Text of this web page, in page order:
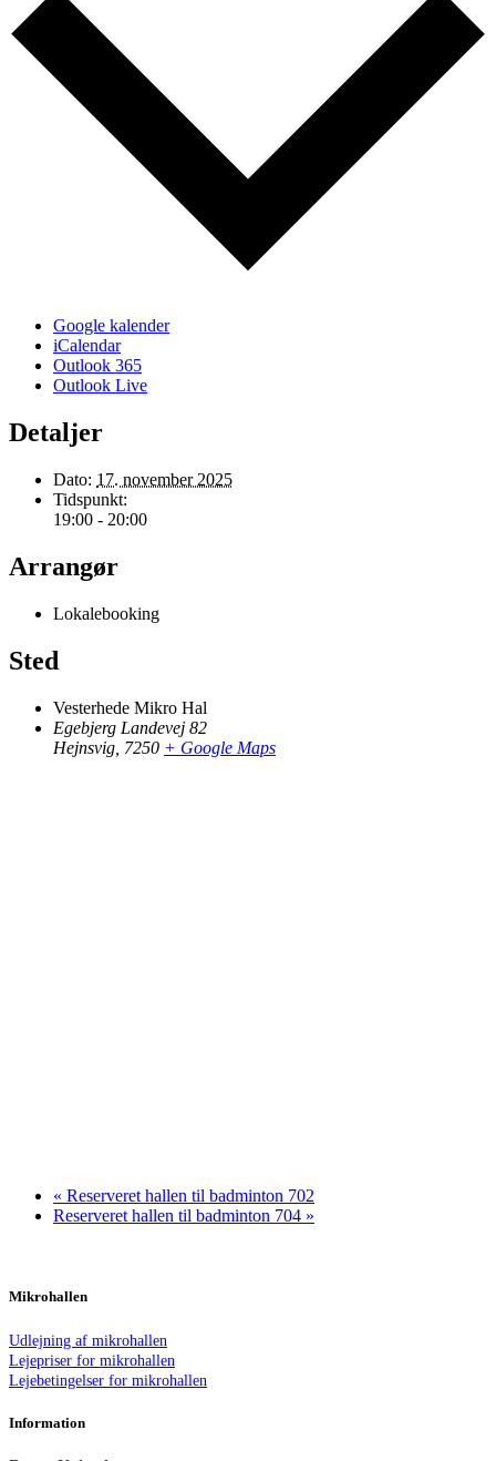
Google kalender
iCalendar
Outlook 365
Outlook Live
Detaljer
Dato: 17. november 2025
Tidspunkt:
19:00 - 20:00
Arrangør
Lokalebooking
Sted
Vesterhede Mikro Hal
Egebjerg Landevej 82
Hejnsvig 7250 + Google Maps
« Reserveret hallen til badminton 702
Reserveret hallen til badminton 704 »
Mikrohallen
Udlejning af mikrohallen
Lejepriser for mikrohallen
Lejebetingelser for mikrohallen
Information